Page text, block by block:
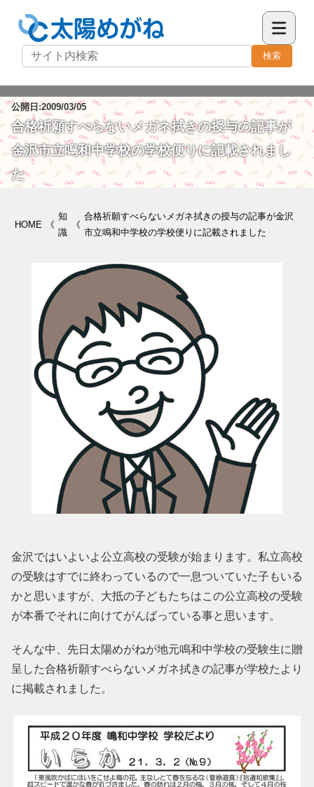
検索
公開日:2009/03/05
合格祈願すべらないメガネ拭きの授与の記事が
金沢市立鳴和中学校の学校便りに記載されまし
た
HOME 《
知
識
《
合格祈願すべらないメガネ拭きの授与の記事が金沢
市立鳴和中学校の学校便りに記載されました
金沢ではいよいよ公立高校の受験が始まります。私立高校
の受験はすでに終わっているので一息ついていた子もいる
かと思いますが、大抵の子どもたちはこの公立高校の受験
が本番でそれに向けてがんばっている事と思います。
そんな中、先日太陽めがねが地元鳴和中学校の受験生に贈
呈した合格祈願すべらないメガネ拭きの記事が学校たより
に掲載されました。